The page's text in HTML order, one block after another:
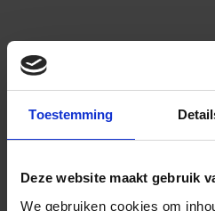
Toestemming
Deze website maakt gebruik
We gebruiken cookies om